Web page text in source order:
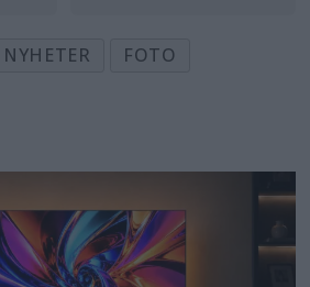
NYHETER FOTO